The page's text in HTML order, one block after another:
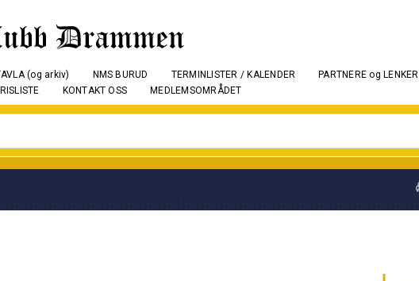
(og arkiv) NMS BURUD TERMINLISTER / KALENDER
PARTNERE og LENKER
KONTAKT OSS MEDLEMSOMRÅDET